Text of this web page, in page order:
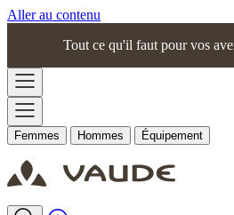
Aller au contenu
Tout ce qu'il faut pour vos
Femmes Hommes Équipement